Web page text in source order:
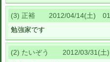
(3) 正裕 2012/04/14(土)
勉強家です
(2) たいぞう 2012/03/31(